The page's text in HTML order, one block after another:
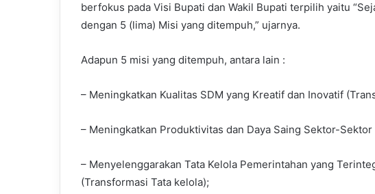
berfokus pada Visi Bupati dan Wakil Bupati terpilih yaitu
dengan 5 (lima) Misi yang ditempuh,” ujarnya.
Adapun 5 misi yang ditempuh, antara lain :
– Meningkatkan Kualitas SDM yang Kreatif dan Inovatif
– Meningkatkan Produktivitas dan Daya Saing Sektor-
– Menyelenggarakan Tata Kelola Pemerintahan yang
(Transformasi Tata kelola);